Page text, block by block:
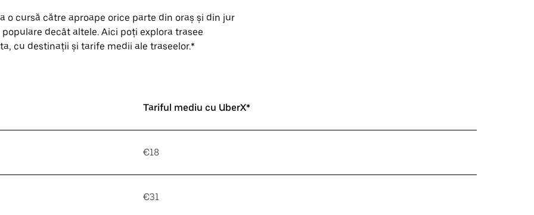
o cursă către aproape orice parte din oraș și din jur
decât altele. Aici poți explora trasee
cu destinații și tarife medii ale traseelor.*
Tariful mediu cu UberX*
€18
€31